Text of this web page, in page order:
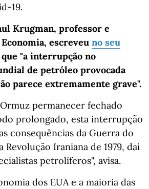
19.
Krugman, professor e
escreveu no seu
que "a interrupção no
de petróleo provocada
parece extremamente grave".
permanecer fechado
prolongado, esta interrupção
consequências da Guerra do
Revolução Iraniana de 1979, daí
petrolíferos", avisa.
dos EUA e a maioria das